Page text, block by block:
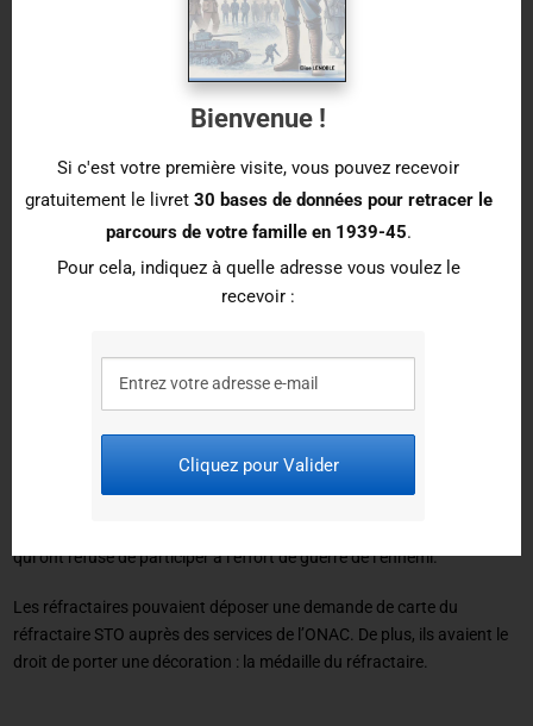
Certificat d’un dossier de travailleur STO en 39 45
Après la Libération, les travailleurs du STO ont eu du mal à faire
reconnaître les souffrances et les préjudices qu’ils avaient subis.
D’ailleurs, ils ont souvent été nommés « les oubliés de la Seconde
Réfractaires STO
qui ont refusé de participer à l’effort de guerre de l’ennemi.
Les réfractaires pouvaient déposer une demande de carte du
réfractaire STO auprès des services de l’ONAC. De plus, ils avaient le
droit de porter une décoration : la médaille du réfractaire.
Bienvenue !
Si c'est votre première visite, vous pouvez recevoir
gratuitement le livret 30 bases de données pour retracer le
parcours de votre famille en 1939-45.
Pour cela, indiquez à quelle adresse vous voulez le
recevoir :
Cliquez pour Valider